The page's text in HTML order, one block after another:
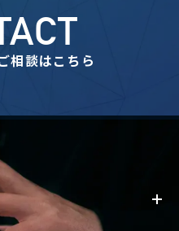
相談はこちら